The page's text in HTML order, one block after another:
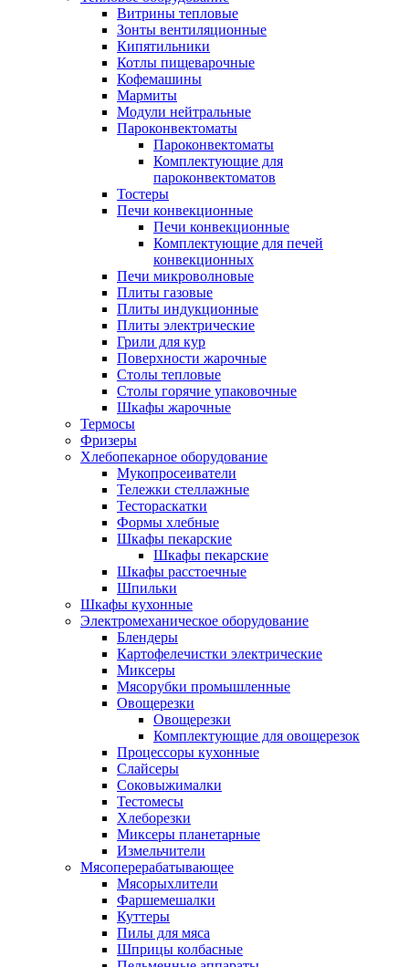
Витрины тепловые
Зонты вентиляционные
Кипятильники
Котлы пищеварочные
Кофемашины
Мармиты
Модули нейтральные
Пароконвектоматы
Пароконвектоматы
Комплектующие для
пароконвектоматов
Тостеры
Печи конвекционные
Печи конвекционные
Комплектующие для печей
конвекционных
Печи микроволновые
Плиты газовые
Плиты индукционные
Плиты электрические
Грили для кур
Поверхности жарочные
Столы тепловые
Столы горячие упаковочные
Шкафы жарочные
Термосы
Фризеры
Хлебопекарное оборудование
Мукопросеиватели
Тележки стеллажные
Тестораскатки
Формы хлебные
Шкафы пекарские
Шкафы пекарские
Шкафы расстоечные
Шпильки
Шкафы кухонные
Электромеханическое оборудование
Блендеры
Картофелечистки электрические
Миксеры
Мясорубки промышленные
Овощерезки
Овощерезки
Комплектующие для овощерезок
Процессоры кухонные
Слайсеры
Соковыжималки
Тестомесы
Хлеборезки
Миксеры планетарные
Измельчители
Мясоперерабатывающее
Мясорыхлители
Фаршемешалки
Куттеры
Пилы для мяса
Шприцы колбасные